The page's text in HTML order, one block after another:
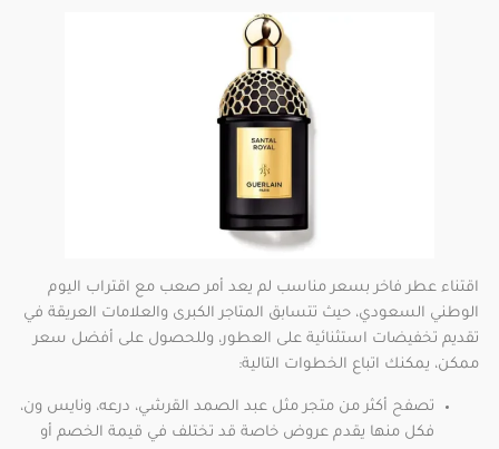
اقتناء عطر فاخر بسعر مناسب لم يعد أمر صعب مع اقتراب اليوم
الوطني السعودي، حيث تتسابق المتاجر الكبرى والعلامات العريقة في
تقديم تخفيضات استثنائية على العطور، وللحصول على أفضل سعر
ممكن، يمكنك اتباع الخطوات التالية:
تصفح أكثر من متجر مثل عبد الصمد القرشي، درعه، ونايس ون،
فكل منها يقدم عروض خاصة قد تختلف في قيمة الخصم أو